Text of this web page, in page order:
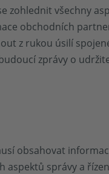
zohlednit všechny
obchodních
z rukou úsilí
zprávy o
obsahovat
aspektů správy a